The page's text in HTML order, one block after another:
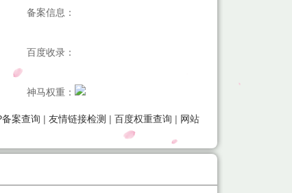
备案信息：
百度收录：
神马权重：
备案查询 | 友情链接检测 | 百度权重查询 | 网站